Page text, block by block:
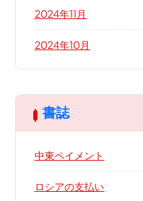
2024年11月
2024年10月
書誌
中東ペイメント
ロシアの支払い